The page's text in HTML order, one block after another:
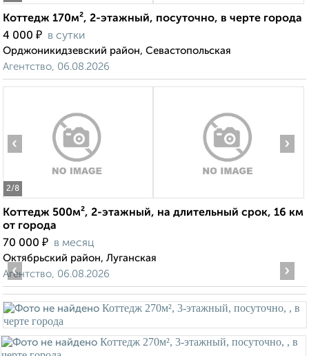
Коттедж 170м², 2-этажный, посуточно, в черте города
4 000 ₽ в сутки
Орджоникидзевский район, Севастопольская
Агентство, 06.08.2026
2/8
‹ ›
Коттедж 500м², 2-этажный, на длительный срок, 16 км
от города
70 000 ₽ в месяц
Октябрьский район, Луганская
Агентство, 06.08.2026
‹ ›